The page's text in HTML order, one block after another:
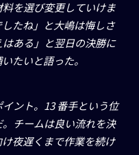
料を選び変更していけま
たね」と大嶋は悔しさ
ある」と翌日の決勝に
たいと語った。
ント。 13番手という位
チームは良い流れを決
夜遅くまで作業を続け